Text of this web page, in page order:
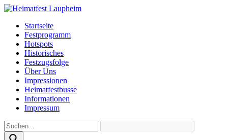
Startseite
Festprogramm
Hotspots
Historisches
Festzugsfolge
Über Uns
Impressionen
Heimatfestbusse
Informationen
Impressum